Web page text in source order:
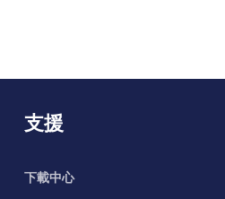
支援
下載中心